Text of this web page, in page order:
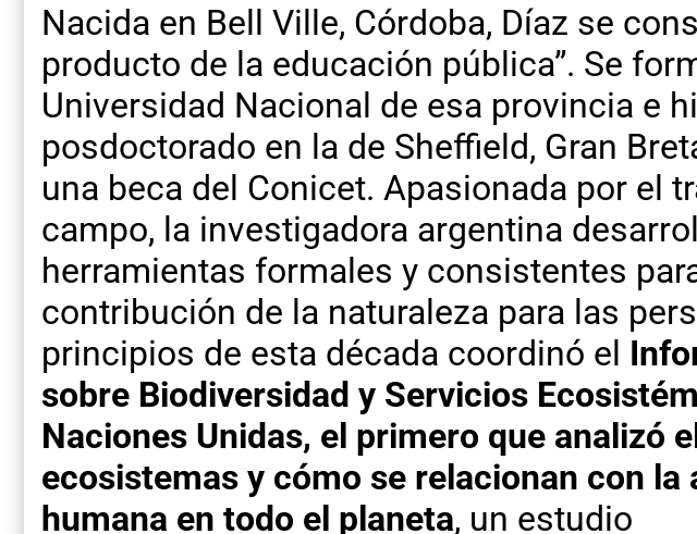
Nacida en Bell Ville, Córdoba, Díaz se
producto de la educación pública”. Se
Universidad Nacional de esa provincia e
posdoctorado en la de Sheffield, Gran
una beca del Conicet. Apasionada por el
campo, la investigadora argentina
herramientas formales y consistentes
contribución de la naturaleza para las
principios de esta década coordinó el
sobre Biodiversidad y Servicios
Naciones Unidas, el primero que analizó
ecosistemas y cómo se relacionan con la
humana en todo el planeta, un estudio